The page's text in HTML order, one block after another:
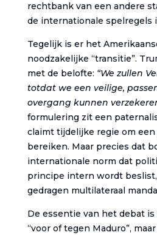
rechtbank van een andere
de internationale spelregels
Tegelijk is er het
noodzakelijke “transitie”.
met de belofte: “We zullen
totdat we een veilige,
overgang kunnen
formulering zit een
claimt tijdelijke regie om
bereiken. Maar precies dat
internationale norm dat
principe intern wordt
gedragen multilateraal
De essentie van het debat
“voor of tegen Maduro”,